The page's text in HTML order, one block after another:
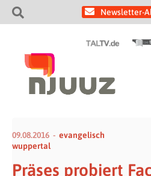
Newsletter-
09.08.2016
evangelisch
wuppertal
Präses probiert